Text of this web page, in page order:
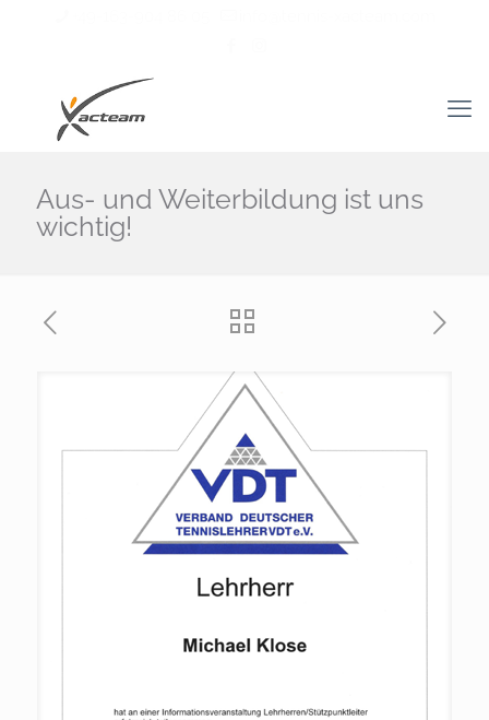
Aus- und Weiterbildung ist uns
wichtig!